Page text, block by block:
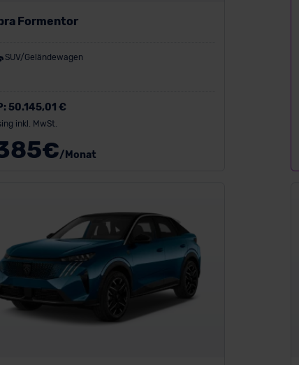
Formentor
SUV/Geländewagen
50.145,01 €
inkl. MwSt.
€/Monat